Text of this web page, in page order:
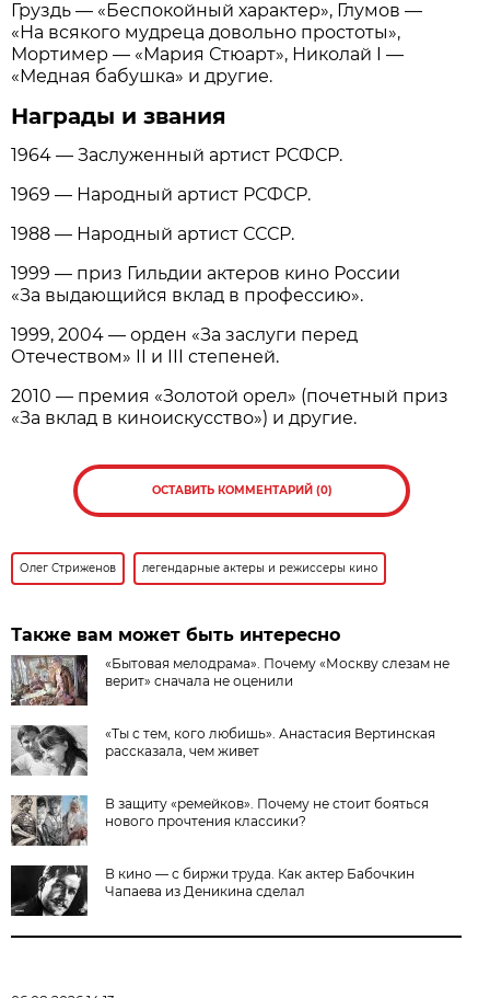
Груздь — «Беспокойный характер», Глумов —
«На всякого мудреца довольно простоты»,
Мортимер — «Мария Стюарт», Николай I —
«Медная бабушка» и другие.
Награды и звания
1964 — Заслуженный артист РСФСР.
1969 — Народный артист РСФСР.
1988 — Народный артист СССР.
1999 — приз Гильдии актеров кино России
«За выдающийся вклад в профессию».
1999, 2004 — орден «За заслуги перед
Отечеством» II и III степеней.
2010 — премия «Золотой орел» (почетный приз
«За вклад в киноискусство») и другие.
ОСТАВИТЬ КОММЕНТАРИЙ (0)
Олег Стриженов легендарные актеры и режиссеры кино
Также вам может быть интересно
«Бытовая мелодрама». Почему «Москву слезам не
верит» сначала не оценили
«Ты с тем, кого любишь». Анастасия Вертинская
рассказала, чем живет
В защиту «ремейков». Почему не стоит бояться
нового прочтения классики?
В кино — с биржи труда. Как актер Бабочкин
Чапаева из Деникина сделал